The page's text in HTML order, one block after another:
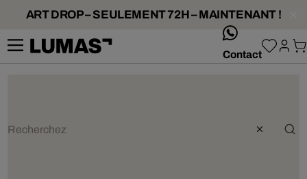
ART DROP – SEULEMENT 72H – MAINTENANT !
Contact